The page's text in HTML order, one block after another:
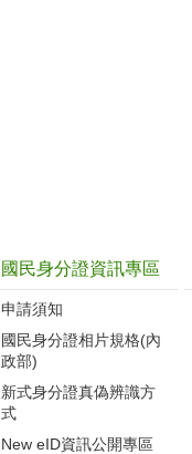
國民身分證資訊專區
申請須知
國民身分證相片規格(內
政部)
新式身分證真偽辨識方
式
New eID資訊公開專區